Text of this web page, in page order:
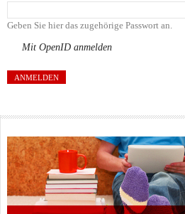
Geben Sie hier das zugehörige Passwort an.
Mit OpenID anmelden